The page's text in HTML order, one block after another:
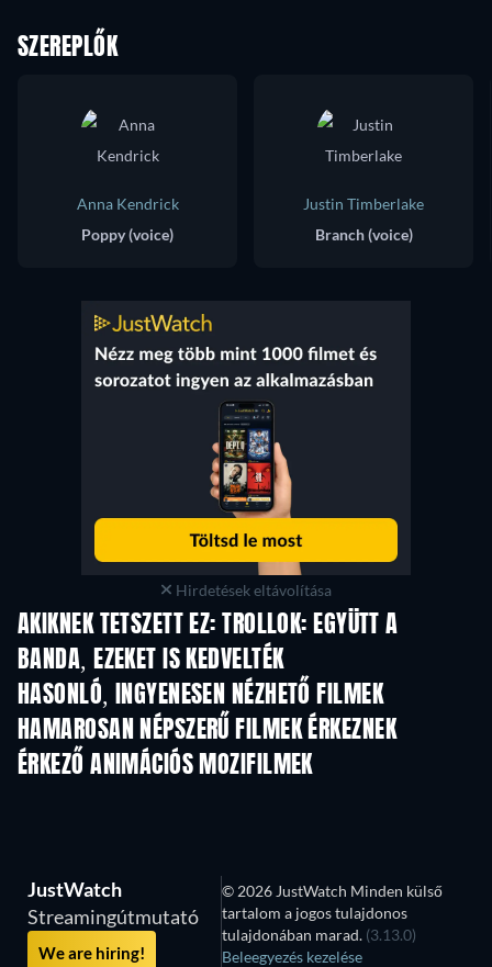
SZEREPLŐK
Anna Kendrick
Poppy (voice)
Justin Timberlake
Branch (voice)
Hirdetések eltávolítása
AKIKNEK TETSZETT EZ: TROLLOK: EGYÜTT A
BANDA, EZEKET IS KEDVELTÉK
HASONLÓ, INGYENESEN NÉZHETŐ FILMEK
HAMAROSAN NÉPSZERŰ FILMEK ÉRKEZNEK
ÉRKEZŐ ANIMÁCIÓS MOZIFILMEK
JustWatch
Streamingútmutató
We are hiring!
© 2026 JustWatch Minden külső
tartalom a jogos tulajdonos
tulajdonában marad. (3.13.0)
Beleegyezés kezelése